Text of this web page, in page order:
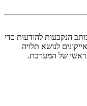
הנקבעות להודעות כדי
לנושא תלויה
של המערכת.